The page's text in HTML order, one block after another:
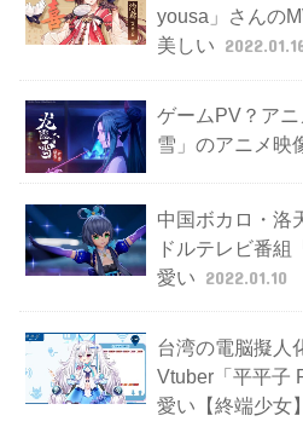
yousa」さんの
美しい
ゲームPV？ア
雪」のアニメ映
中国ボカロ・洛
ドルテレビ番組
愛い 2022.01.10
台湾の電脳擬人
Vtuber「平平子
愛い【終端少女